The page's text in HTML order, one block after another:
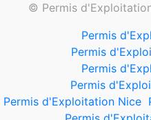
© Permis
Permis
Permis
Permis
Permis
Permis d'Exploitation Nice